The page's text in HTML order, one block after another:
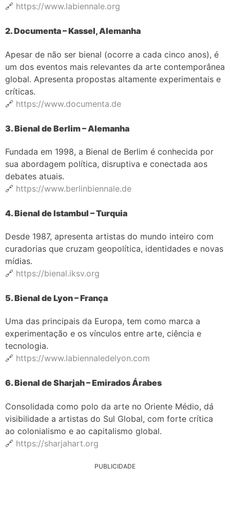
🔗 https://www.labiennale.org
2. Documenta – Kassel, Alemanha
Apesar de não ser bienal (ocorre a cada cinco anos), é
um dos eventos mais relevantes da arte contemporânea
global. Apresenta propostas altamente experimentais e
críticas.
🔗 https://www.documenta.de
3. Bienal de Berlim – Alemanha
Fundada em 1998, a Bienal de Berlim é conhecida por
sua abordagem política, disruptiva e conectada aos
debates atuais.
🔗 https://www.berlinbiennale.de
4. Bienal de Istambul – Turquia
Desde 1987, apresenta artistas do mundo inteiro com
curadorias que cruzam geopolítica, identidades e novas
mídias.
🔗 https://bienal.iksv.org
5. Bienal de Lyon – França
Uma das principais da Europa, tem como marca a
experimentação e os vínculos entre arte, ciência e
tecnologia.
🔗 https://www.labiennaledelyon.com
6. Bienal de Sharjah – Emirados Árabes
Consolidada como polo da arte no Oriente Médio, dá
visibilidade a artistas do Sul Global, com forte crítica
ao colonialismo e ao capitalismo global.
🔗 https://sharjahart.org
PUBLICIDADE